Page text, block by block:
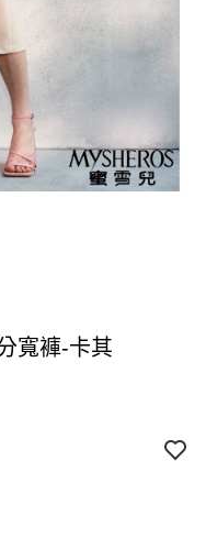
寬褲-卡其